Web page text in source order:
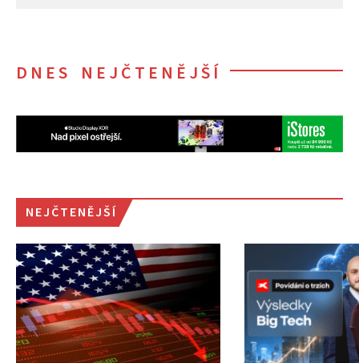
DNES NEJČTENĚJŠÍ
NEJČTENĚJŠÍ